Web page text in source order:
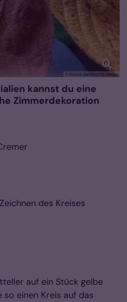
© Bistum Aachen/ V.Ludwigs
kannst du eine
Zimmerdekoration
des Kreises
auf ein Stück gelbe
so einen Kreis auf das